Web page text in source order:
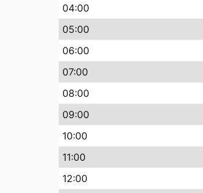
04:00
05:00
06:00
07:00
08:00
09:00
10:00
11:00
12:00